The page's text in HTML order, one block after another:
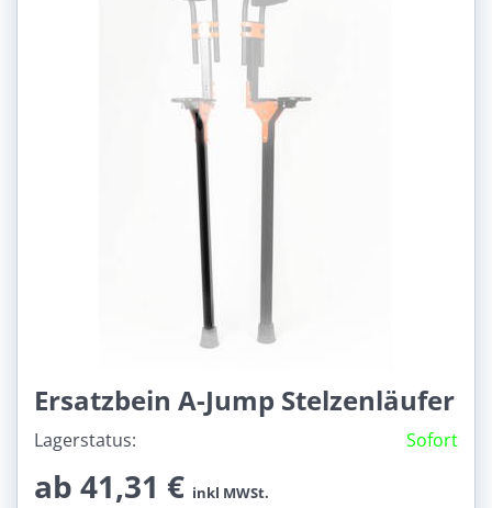
Ersatzbein A-Jump Stelzenläufer
Lagerstatus: Sofort
ab 41,31 € inkl MWSt.